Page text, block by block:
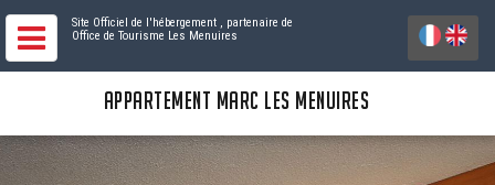
Site Officiel de l'hébergement , partenaire de
Office de Tourisme Les Menuires
APPARTEMENT MARC LES MENUIRES